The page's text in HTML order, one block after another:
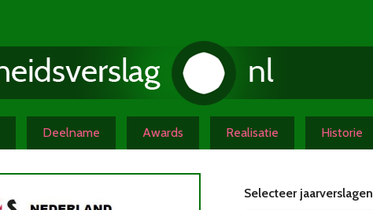
Deelname Awards Realisatie Historie
Selecteer jaarverslagen